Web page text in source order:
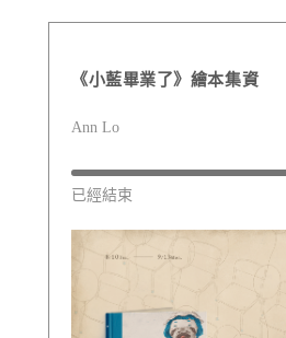
《小藍畢業了》繪本集資
Ann Lo
已經結束